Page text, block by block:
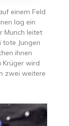
einem Feld
lag ein
Munch leitet
tote Jungen
ihnen
Krüger wird
zwei weitere